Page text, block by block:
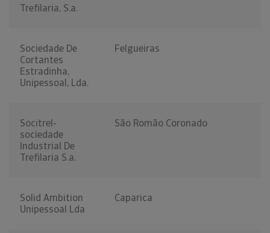
Trefilaria, S.a.
Sociedade De
Cortantes
Estradinha,
Unipessoal, Lda.
Felgueiras
Socitrel-
sociedade
Industrial De
Trefilaria S.a.
São Romão Coronado
Solid Ambition
Unipessoal Lda
Caparica